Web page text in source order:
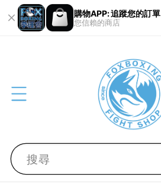
購物APP: 追蹤您的訂單
您信賴的商店
搜尋